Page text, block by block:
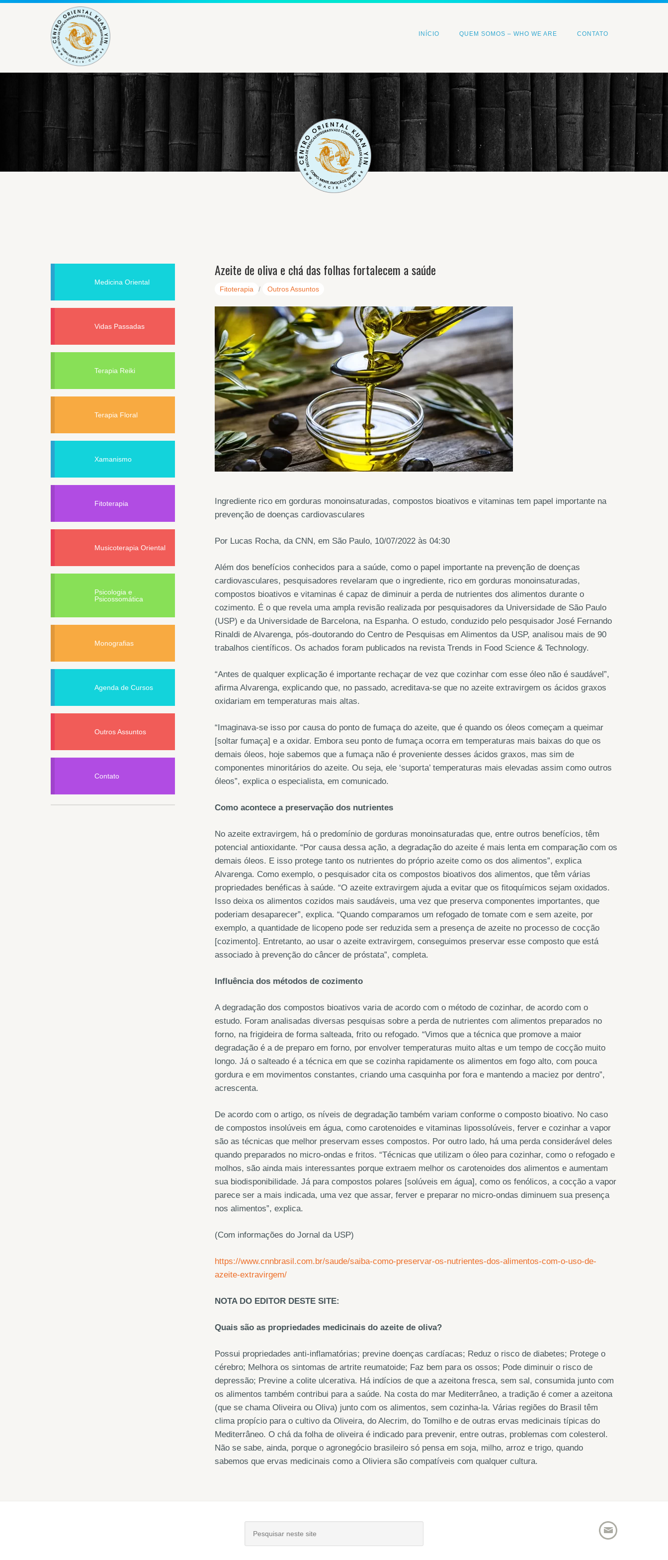
INÍCIO QUEM SOMOS – WHO WE ARE CONTATO
<
Azeite de oliva e chá das folhas fortalecem a saúde
Fitoterapia / Outros Assuntos
Ingrediente rico em gorduras monoinsaturadas, compostos bioativos e vitaminas tem papel importante na
prevenção de doenças cardiovasculares
Por Lucas Rocha, da CNN, em São Paulo, 10/07/2022 às 04:30
Além dos benefícios conhecidos para a saúde, como o papel importante na prevenção de doenças
cardiovasculares, pesquisadores revelaram que o ingrediente, rico em gorduras monoinsaturadas,
compostos bioativos e vitaminas é capaz de diminuir a perda de nutrientes dos alimentos durante o
cozimento. É o que revela uma ampla revisão realizada por pesquisadores da Universidade de São Paulo
(USP) e da Universidade de Barcelona, na Espanha. O estudo, conduzido pelo pesquisador José Fernando
Rinaldi de Alvarenga, pós-doutorando do Centro de Pesquisas em Alimentos da USP, analisou mais de 90
trabalhos científicos. Os achados foram publicados na revista Trends in Food Science & Technology.
“Antes de qualquer explicação é importante rechaçar de vez que cozinhar com esse óleo não é saudável”,
afirma Alvarenga, explicando que, no passado, acreditava-se que no azeite extravirgem os ácidos graxos
oxidariam em temperaturas mais altas.
“Imaginava-se isso por causa do ponto de fumaça do azeite, que é quando os óleos começam a queimar
[soltar fumaça] e a oxidar. Embora seu ponto de fumaça ocorra em temperaturas mais baixas do que os
demais óleos, hoje sabemos que a fumaça não é proveniente desses ácidos graxos, mas sim de
componentes minoritários do azeite. Ou seja, ele ‘suporta’ temperaturas mais elevadas assim como outros
óleos”, explica o especialista, em comunicado.
Como acontece a preservação dos nutrientes
No azeite extravirgem, há o predomínio de gorduras monoinsaturadas que, entre outros benefícios, têm
potencial antioxidante. “Por causa dessa ação, a degradação do azeite é mais lenta em comparação com os
demais óleos. E isso protege tanto os nutrientes do próprio azeite como os dos alimentos”, explica
Alvarenga. Como exemplo, o pesquisador cita os compostos bioativos dos alimentos, que têm várias
propriedades benéficas à saúde. “O azeite extravirgem ajuda a evitar que os fitoquímicos sejam oxidados.
Isso deixa os alimentos cozidos mais saudáveis, uma vez que preserva componentes importantes, que
poderiam desaparecer”, explica. “Quando comparamos um refogado de tomate com e sem azeite, por
exemplo, a quantidade de licopeno pode ser reduzida sem a presença de azeite no processo de cocção
[cozimento]. Entretanto, ao usar o azeite extravirgem, conseguimos preservar esse composto que está
associado à prevenção do câncer de próstata”, completa.
Influência dos métodos de cozimento
A degradação dos compostos bioativos varia de acordo com o método de cozinhar, de acordo com o
estudo. Foram analisadas diversas pesquisas sobre a perda de nutrientes com alimentos preparados no
forno, na frigideira de forma salteada, frito ou refogado. “Vimos que a técnica que promove a maior
degradação é a de preparo em forno, por envolver temperaturas muito altas e um tempo de cocção muito
longo. Já o salteado é a técnica em que se cozinha rapidamente os alimentos em fogo alto, com pouca
gordura e em movimentos constantes, criando uma casquinha por fora e mantendo a maciez por dentro”,
acrescenta.
De acordo com o artigo, os níveis de degradação também variam conforme o composto bioativo. No caso
de compostos insolúveis em água, como carotenoides e vitaminas lipossolúveis, ferver e cozinhar a vapor
são as técnicas que melhor preservam esses compostos. Por outro lado, há uma perda considerável deles
quando preparados no micro-ondas e fritos. “Técnicas que utilizam o óleo para cozinhar, como o refogado e
molhos, são ainda mais interessantes porque extraem melhor os carotenoides dos alimentos e aumentam
sua biodisponibilidade. Já para compostos polares [solúveis em água], como os fenólicos, a cocção a vapor
parece ser a mais indicada, uma vez que assar, ferver e preparar no micro-ondas diminuem sua presença
nos alimentos”, explica.
(Com informações do Jornal da USP)
https://www.cnnbrasil.com.br/saude/saiba-como-preservar-os-nutrientes-dos-alimentos-com-o-uso-de-
azeite-extravirgem/
NOTA DO EDITOR DESTE SITE:
Quais são as propriedades medicinais do azeite de oliva?
Possui propriedades anti-inflamatórias; previne doenças cardíacas; Reduz o risco de diabetes; Protege o
cérebro; Melhora os sintomas de artrite reumatoide; Faz bem para os ossos; Pode diminuir o risco de
depressão; Previne a colite ulcerativa. Há indícios de que a azeitona fresca, sem sal, consumida junto com
os alimentos também contribui para a saúde. Na costa do mar Mediterrâneo, a tradição é comer a azeitona
(que se chama Oliveira ou Oliva) junto com os alimentos, sem cozinha-la. Várias regiões do Brasil têm
clima propício para o cultivo da Oliveira, do Alecrim, do Tomilho e de outras ervas medicinais típicas do
Mediterrâneo. O chá da folha de oliveira é indicado para prevenir, entre outras, problemas com colesterol.
Não se sabe, ainda, porque o agronegócio brasileiro só pensa em soja, milho, arroz e trigo, quando
sabemos que ervas medicinais como a Oliviera são compatíveis com qualquer cultura.
Medicina Oriental
Vidas Passadas
Terapia Reiki
Terapia Floral
Xamanismo
Fitoterapia
Musicoterapia Oriental
Psicologia e
Psicossomática
Monografias
Agenda de Cursos
Outros Assuntos
Contato